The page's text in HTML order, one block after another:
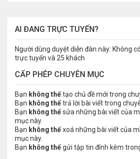
AI ĐANG TRỰC TUYẾN?
Người dùng duyệt diễn đàn này: Không
trực tuyến và 25 khách
CẤP PHÉP CHUYÊN MỤC
Bạn không thểtạo chủ đề mới trong
Bạn không thểtrả lời bài viết trong
Bạn không thểsửa những bài viết của
mục này.
Bạn không thểxoá những bài viết của
mục này.
Bạn không thểgửi tập tin đính kèm